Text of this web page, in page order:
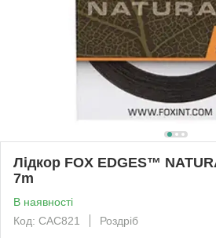
Лідкор FOX EDGES™
7m
В наявності
Код: CAC821
Роздріб